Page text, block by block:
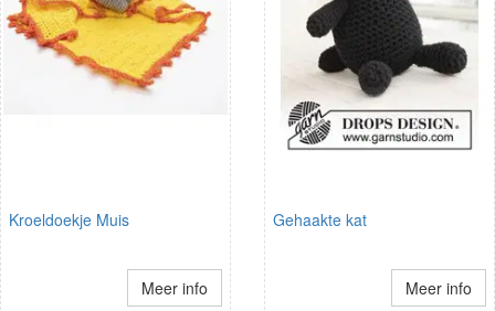
Kroeldoekje Muis
Meer info
Gehaakte kat
Meer info